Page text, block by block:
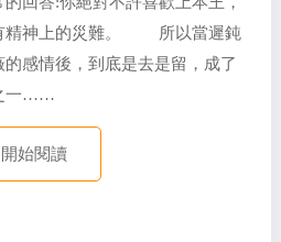
精神上的災難。 所以當遲鈍
感情後，到底是去是留，成了
一……
開始閱讀